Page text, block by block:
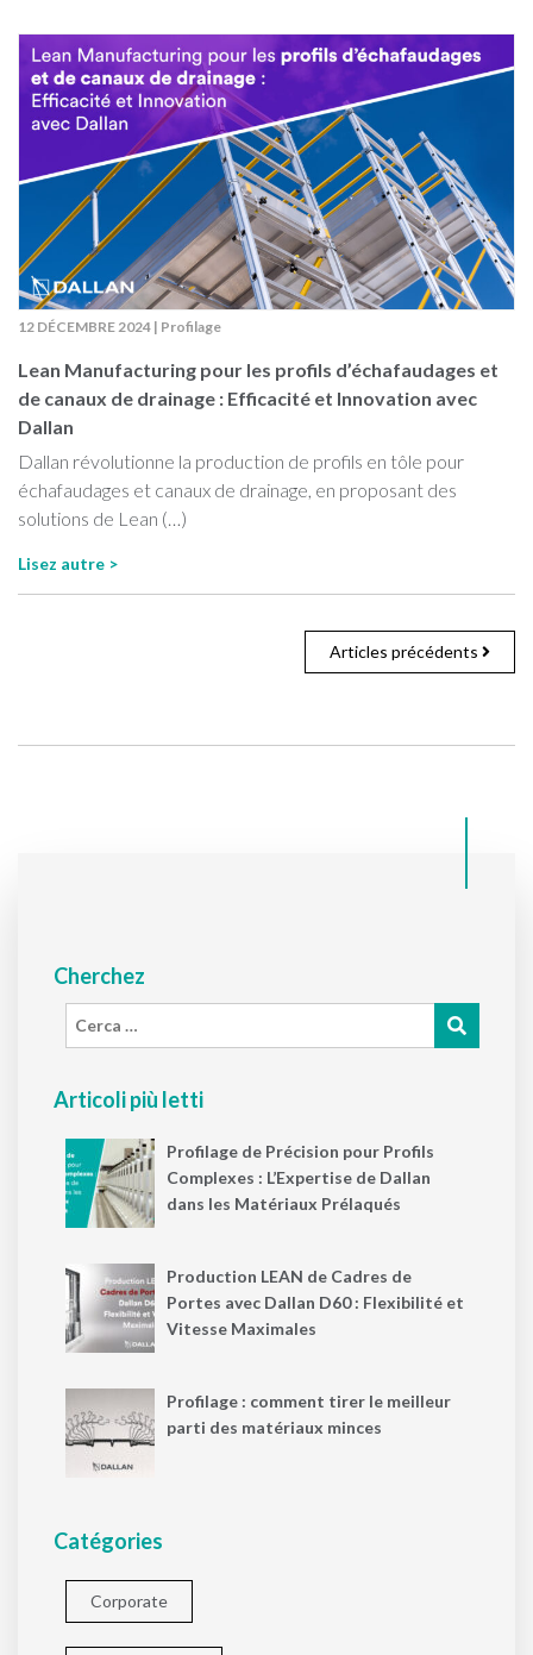
12 DÉCEMBRE 2024 | Profilage
Lean Manufacturing pour les profils d’échafaudages et
de canaux de drainage : Efficacité et Innovation avec
Dallan
Dallan révolutionne la production de profils en tôle pour
échafaudages et canaux de drainage, en proposant des
solutions de Lean (…)
Lisez autre >
Articles précédents
Cherchez
Articoli più letti
Profilage de Précision pour Profils
Complexes : L’Expertise de Dallan
dans les Matériaux Prélaqués
Production LEAN de Cadres de
Portes avec Dallan D60 : Flexibilité et
Vitesse Maximales
Profilage : comment tirer le meilleur
parti des matériaux minces
Catégories
Corporate